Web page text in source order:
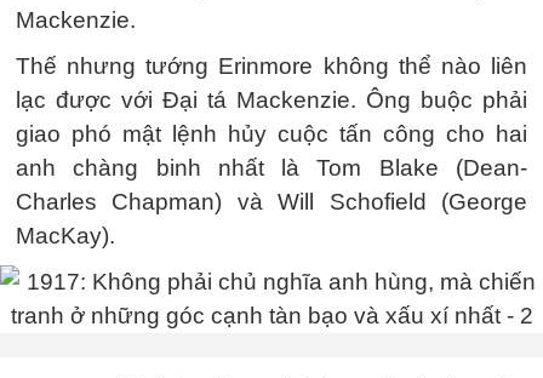
Mackenzie.
Thế nhưng tướng Erinmore không thể nào liên
lạc được với Đại tá Mackenzie. Ông buộc phải
giao phó mật lệnh hủy cuộc tấn công cho hai
anh chàng binh nhất là Tom Blake (Dean-
Charles Chapman) và Will Schofield (George
MacKay).